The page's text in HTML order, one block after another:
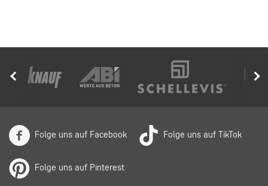
Folge uns auf Facebook Folge uns auf TikTok
Folge uns auf Pinterest